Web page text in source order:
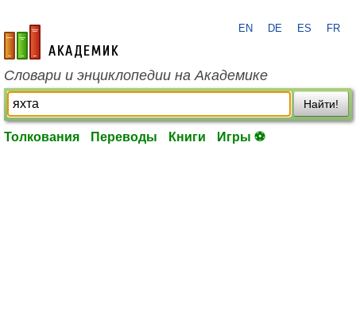
academic.ru
EN DE ES FR
Словари и энциклопедии на Академике
Найти!
Толкования Переводы Книги Игры ⚽